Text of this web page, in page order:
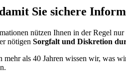
Sie sichere
nützen Ihnen in der Regel
nötigen Sorgfalt und Diskretion
mehr als 40 Jahren wissen wir, was